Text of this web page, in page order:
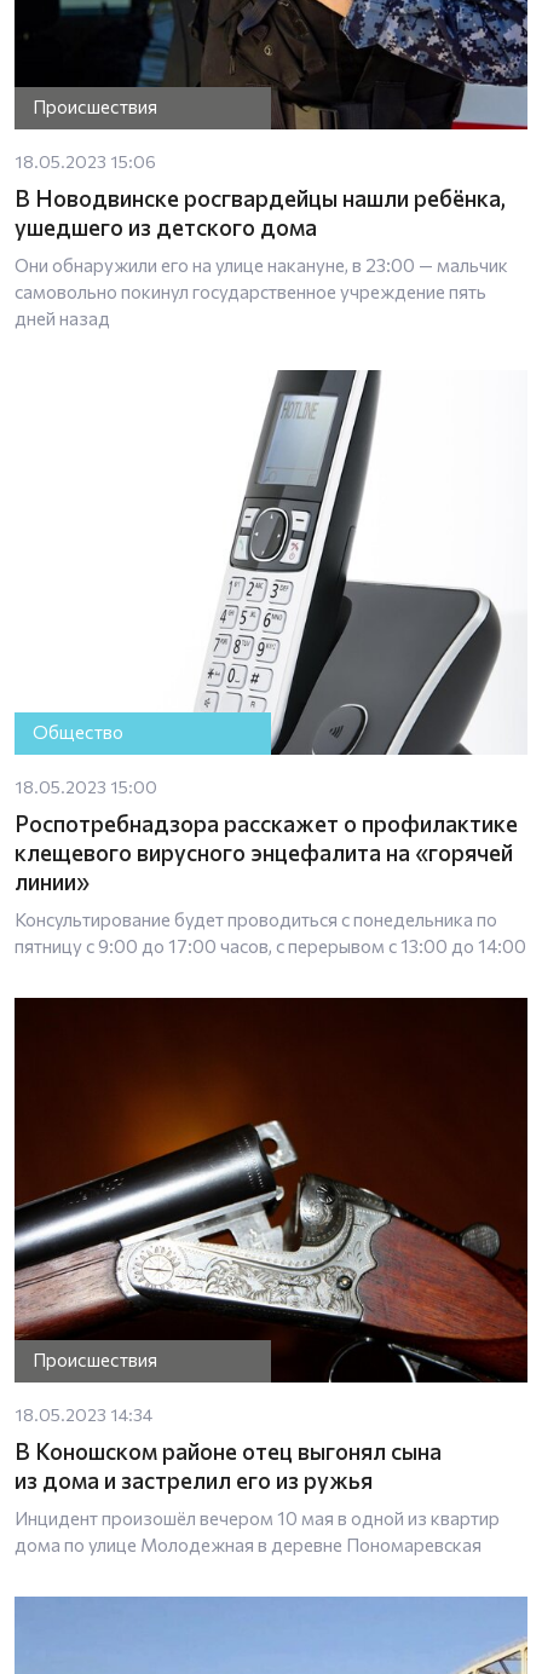
Происшествия
18.05.2023 15:06
В Новодвинске росгвардейцы нашли ребёнка,
ушедшего из детского дома
Они обнаружили его на улице накануне, в 23:00 — мальчик
самовольно покинул государственное учреждение пять
дней назад
Общество
18.05.2023 15:00
Роспотребнадзора расскажет о профилактике
клещевого вирусного энцефалита на «горячей
линии»
Консультирование будет проводиться с понедельника по
пятницу с 9:00 до 17:00 часов, с перерывом с 13:00 до 14:00
Происшествия
18.05.2023 14:34
В Коношском районе отец выгонял сына
из дома и застрелил его из ружья
Инцидент произошёл вечером 10 мая в одной из квартир
дома по улице Молодежная в деревне Пономаревская